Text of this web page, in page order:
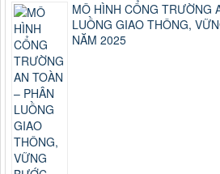
MÔ HÌNH CỔNG TRƯỜNG
LUỒNG GIAO THÔNG,
NĂM 2025